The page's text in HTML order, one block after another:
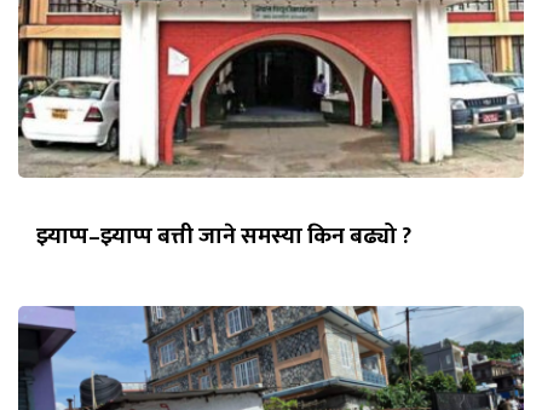
झ्याप्प–झ्याप्प बत्ती जाने समस्या किन बढ्यो ?